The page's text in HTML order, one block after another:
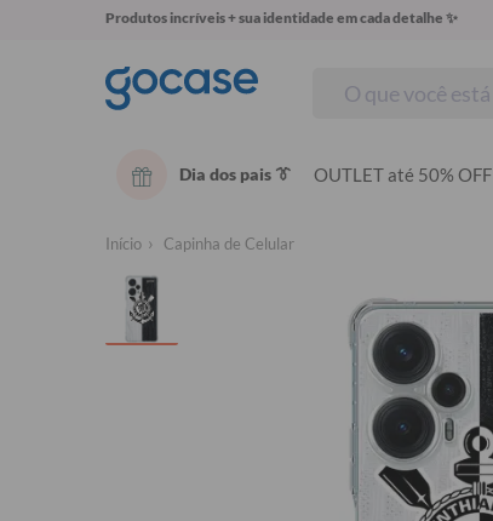
Produtos incríveis + sua identidade em cada detalhe ✨
Dia dos pais 👔 OUTLET até 50% OFF
Início Capinha de Celular